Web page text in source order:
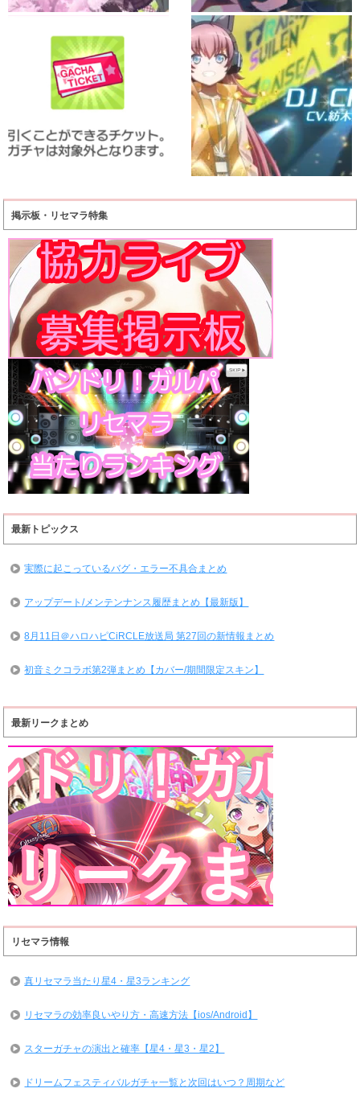
掲示板・リセマラ特集
最新トピックス
実際に起こっているバグ・エラー不具合まとめ
アップデート/メンテンナンス履歴まとめ【最新版】
8月11日＠ハロハピCiRCLE放送局 第27回の新情報まとめ
初音ミクコラボ第2弾まとめ【カバー/期間限定スキン】
最新リークまとめ
リセマラ情報
真リセマラ当たり星4・星3ランキング
リセマラの効率良いやり方・高速方法【ios/Android】
スターガチャの演出と確率【星4・星3・星2】
ドリームフェスティバルガチャ一覧と次回はいつ？周期など